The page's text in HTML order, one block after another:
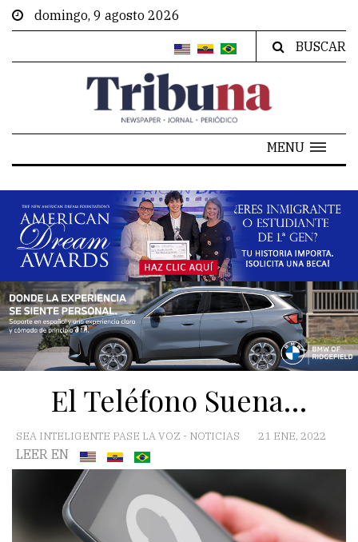
domingo, 9 agosto 2026
BUSCAR
MENU
El Teléfono Suena…
SEA INTELIGENTE PASE LA VOZ - NOTICIAS 21 ENE, 2022
LEER EN